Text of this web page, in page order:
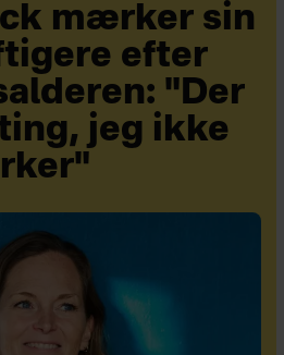
mærker sin
efter
"Der
jeg ikke